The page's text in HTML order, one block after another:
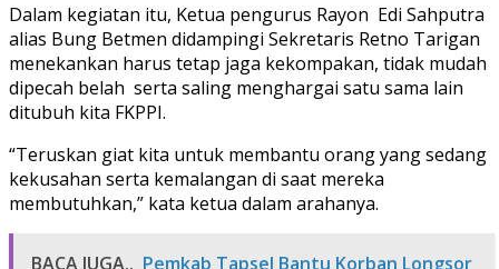
Dalam kegiatan itu, Ketua pengurus Rayon Edi Sahputra
alias Bung Betmen didampingi Sekretaris Retno Tarigan
menekankan harus tetap jaga kekompakan, tidak mudah
dipecah belah serta saling menghargai satu sama lain
ditubuh kita FKPPI.
“Teruskan giat kita untuk membantu orang yang sedang
kekusahan serta kemalangan di saat mereka
membutuhkan,” kata ketua dalam arahanya.
BACA JUGA.. Pemkab Tapsel Bantu Korban Longsor